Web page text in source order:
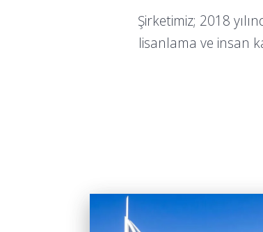
Şirketimiz; 2018
lisanlama ve insan